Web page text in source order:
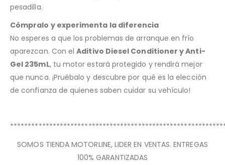
pesadilla.
Cómpralo y experimenta la diferencia
No esperes a que los problemas de arranque en frío
aparezcan. Con elAditivo Diesel Conditioner y Anti-
Gel 235mL, tu motor estará protegido y rendirá mejor
que nunca. ¡Pruébalo y descubre por qué es la elección
de confianza de quienes saben cuidar su vehículo!
SOMOS TIENDA MOTORLINE, LIDER EN VENTAS. ENTREGAS
100% GARANTIZADAS